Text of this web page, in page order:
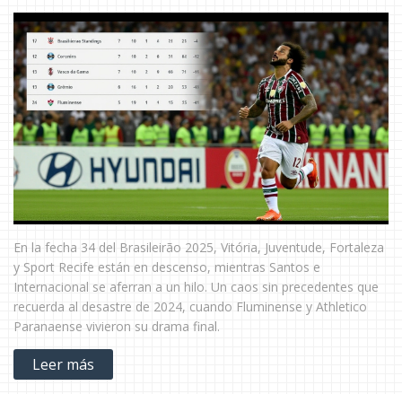
En la fecha 34 del Brasileirão 2025, Vitória, Juventude, Fortaleza
y Sport Recife están en descenso, mientras Santos e
Internacional se aferran a un hilo. Un caos sin precedentes que
recuerda al desastre de 2024, cuando Fluminense y Athletico
Paranaense vivieron su drama final.
Leer más